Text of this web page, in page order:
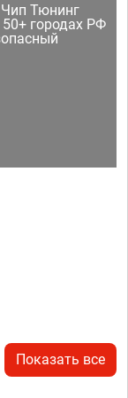
Тюнинг
городах РФ
Показать все